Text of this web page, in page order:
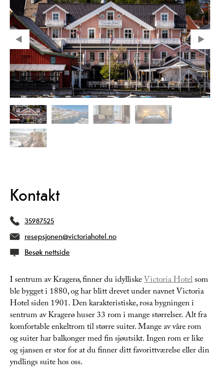
Kontakt
35987525
resepsjonen@victoriahotel.no
Besøk nettside
I sentrum av Kragerø, finner du idylliskeVictoria Hotelsom
ble bygget i 1880, og har blitt drevet under navnet Victoria
Hotel siden 1901. Den karakteristiske, rosa bygningen i
sentrum av Kragerø huser 33 rom i mange størrelser. Alt fra
komfortable enkeltrom til større suiter. Mange av våre rom
og suiter har balkonger med fin sjøutsikt. Ingen rom er like
og sjansen er stor for at du finner ditt favorittværelse eller din
yndlings suite hos oss.